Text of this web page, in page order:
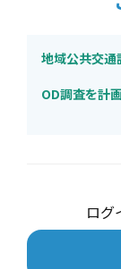
地域公共交
OD調査を計
ログ